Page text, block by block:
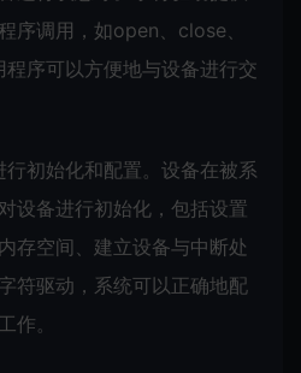
序调用，如open、close、
序可以方便地与设备进行交
初始化和配置。设备在被系
设备进行初始化，包括设置
存空间、建立设备与中断处
符驱动，系统可以正确地配
作。